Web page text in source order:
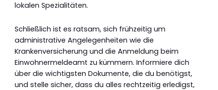
lokalen Spezialitäten.
Schließlich ist es ratsam, sich frühzeitig um
administrative Angelegenheiten wie die
Krankenversicherung und die Anmeldung beim
Einwohnermeldeamt zu kümmern. Informiere dich
über die wichtigsten Dokumente, die du benötigst,
und stelle sicher, dass du alles rechtzeitig erledigst,